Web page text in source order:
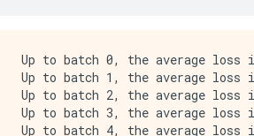
Up to batch 0, the average loss
Up to batch 1, the average loss
Up to batch 2, the average loss
Up to batch 3, the average loss
Up to batch 4, the average loss